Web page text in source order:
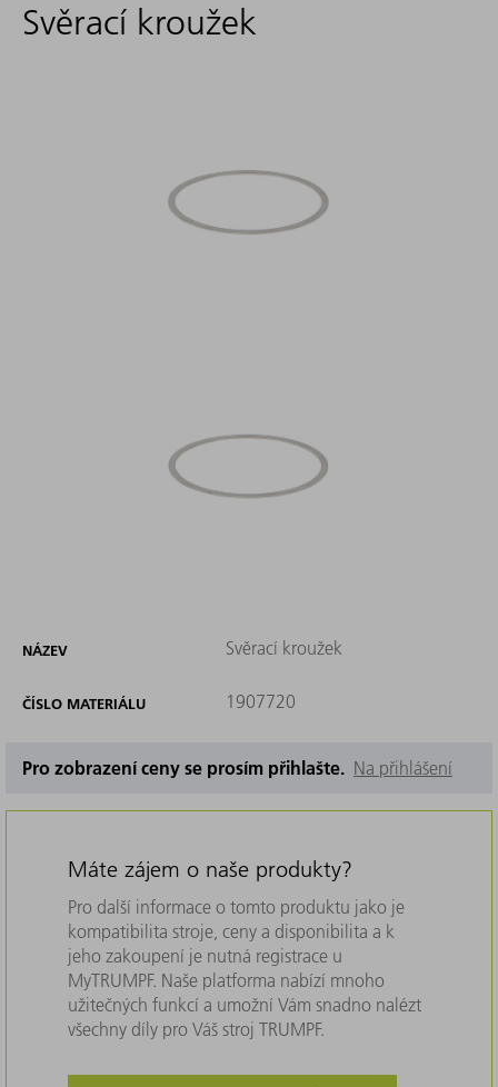
Svěrací kroužek
NÁZEV Svěrací kroužek
ČÍSLO MATERIÁLU 1907720
Pro zobrazení ceny se prosím přihlašte. Na přihlášení
Máte zájem o naše produkty?
Pro další informace o tomto produktu jako je
kompatibilita stroje, ceny a disponibilita a k
jeho zakoupení je nutná registrace u
MyTRUMPF. Naše platforma nabízí mnoho
užitečných funkcí a umožní Vám snadno nalézt
všechny díly pro Váš stroj TRUMPF.